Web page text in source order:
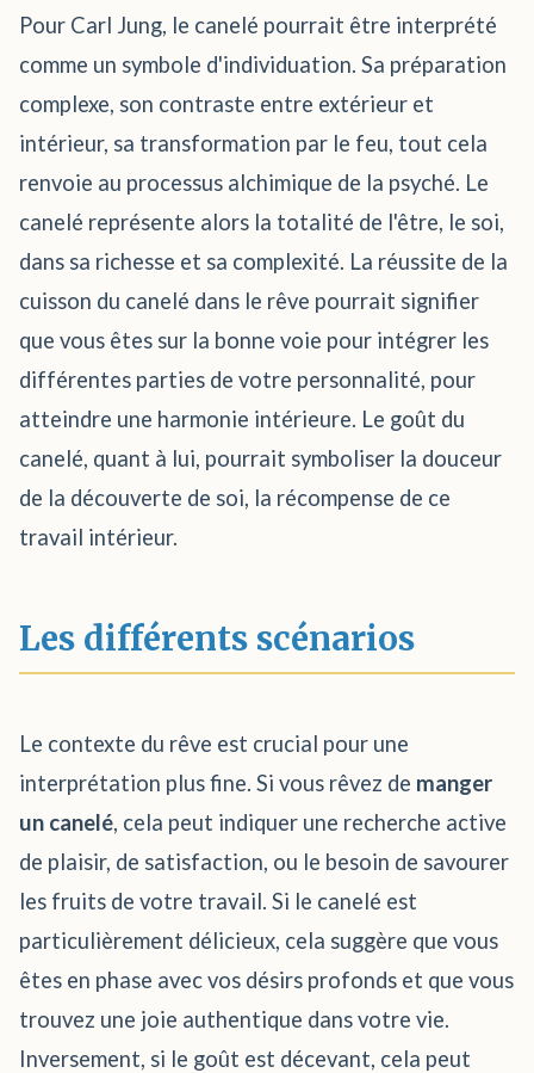
Pour Carl Jung, le canelé pourrait être interprété
comme un symbole d'individuation. Sa préparation
complexe, son contraste entre extérieur et
intérieur, sa transformation par le feu, tout cela
renvoie au processus alchimique de la psyché. Le
canelé représente alors la totalité de l'être, le soi,
dans sa richesse et sa complexité. La réussite de la
cuisson du canelé dans le rêve pourrait signifier
que vous êtes sur la bonne voie pour intégrer les
différentes parties de votre personnalité, pour
atteindre une harmonie intérieure. Le goût du
canelé, quant à lui, pourrait symboliser la douceur
de la découverte de soi, la récompense de ce
travail intérieur.
Les différents scénarios
Le contexte du rêve est crucial pour une
interprétation plus fine. Si vous rêvez de manger
un canelé, cela peut indiquer une recherche active
de plaisir, de satisfaction, ou le besoin de savourer
les fruits de votre travail. Si le canelé est
particulièrement délicieux, cela suggère que vous
êtes en phase avec vos désirs profonds et que vous
trouvez une joie authentique dans votre vie.
Inversement, si le goût est décevant, cela peut